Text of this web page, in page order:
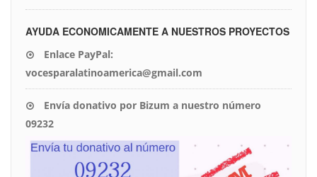
AYUDA ECONOMICAMENTE A NUESTROS PROYECTOS
Enlace PayPal:
vocesparalatinoamerica@gmail.com
Envía donativo por Bizum a nuestro número
09232